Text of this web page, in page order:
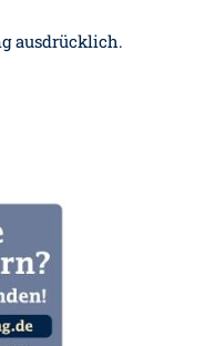
ausdrücklich.